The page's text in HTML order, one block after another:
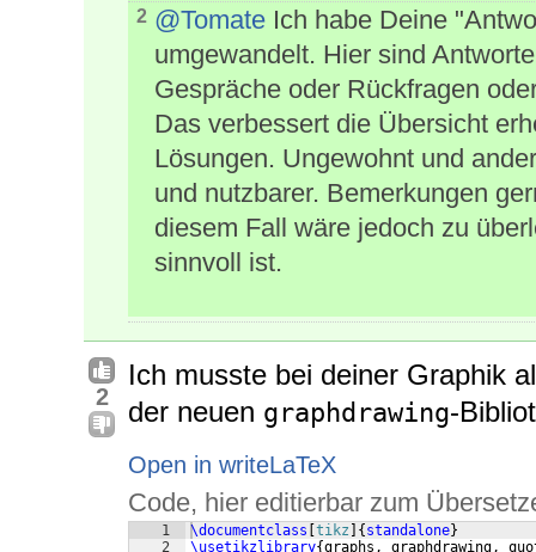
2 @Tomate Ich habe Deine
umgewandelt. Hier sind
Gespräche oder Rückfragen
Das verbessert die Übersicht
Lösungen. Ungewohnt und
und nutzbarer. Bemerkungen
diesem Fall wäre jedoch zu
sinnvoll ist.
2
Ich musste bei deiner Graphik
der neuen graphdrawing-
Open in writeLaTeX
Code, hier editierbar zum
1
2
\documentclass tikz { standalone}
\usetikzlibrary{graphs, graphdrawing,